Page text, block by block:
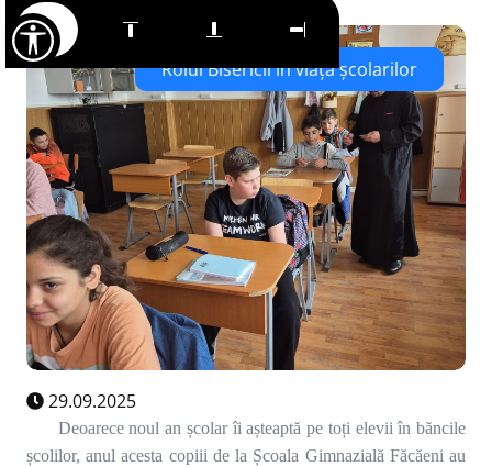
Rolul Bisericii în viața școlarilor
29.09.2025
Deoarece noul an școlar îi așteaptă pe toți elevii în băncile
școlilor, anul acesta copiii de la Școala Gimnazială Făcăeni au